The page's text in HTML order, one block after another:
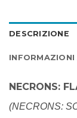
DESCRIZIONE
INFORMAZIONI
NECRONS:
(NECRONS: